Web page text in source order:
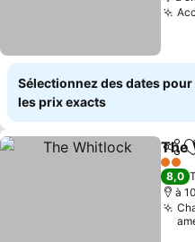
Sélectionnez des dates
les prix exacts
The
2
8,0
à